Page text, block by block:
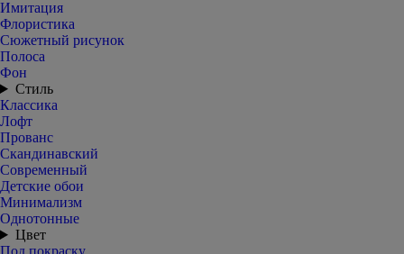
Имитация
Флористика
Сюжетный рисунок
Полоса
Фон
Стиль
Классика
Лофт
Прованс
Скандинавский
Современный
Детские обои
Минимализм
Однотонные
Цвет
Под покраску